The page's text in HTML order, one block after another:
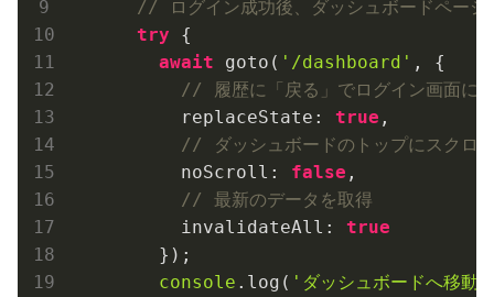
// ログイン成功後、ダッシュボードページ
try {
await goto( '/dashboard' , {
// 履歴に「戻る」でログイン画面に
replaceState : true ,
// ダッシュボードのトップにスクロ
noScroll : false ,
// 最新のデータを取得
invalidateAll : true
        });
console .log( 'ダッシュボードへ移動